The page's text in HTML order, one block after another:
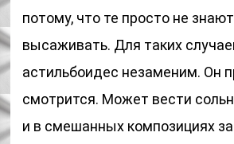
потому, что те просто не
высаживать. Для таких
астильбоидес незаменим. Он
смотрится. Может вести
и в смешанных композициях